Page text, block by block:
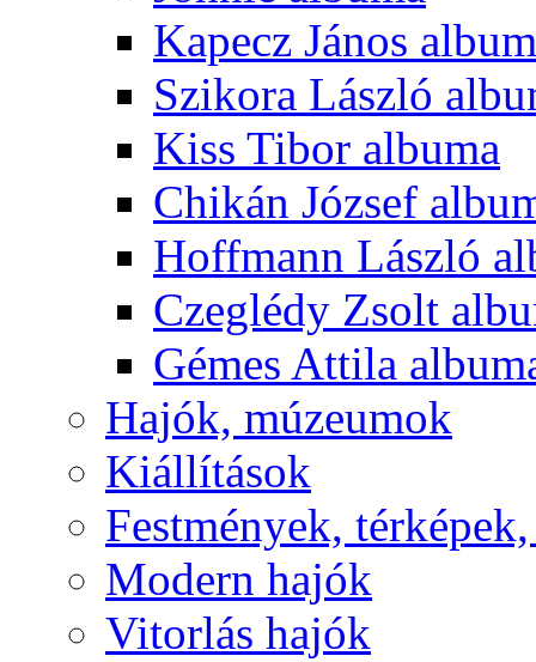
Kapecz János
Szikora László
Kiss Tibor albuma
Chikán József
Hoffmann László
Czeglédy Zsolt
Gémes Attila
Hajók, múzeumok
Kiállítások
Festmények,
Modern hajók
Vitorlás hajók